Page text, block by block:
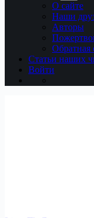
О сайте
Наши
Авторы
Обратная
Статьи наших
Войти